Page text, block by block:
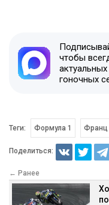
чтобы
гоночных
Теги: Формула 1 Франц
Поделиться:
← Ранее